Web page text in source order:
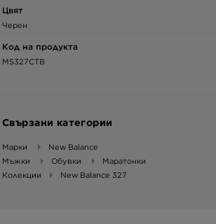
Цвят
Черен
Код на продукта
MS327CTB
Свързани категории
Марки
New Balance
Мъжки
Обувки
Маратонки
Колекции
New Balance 327